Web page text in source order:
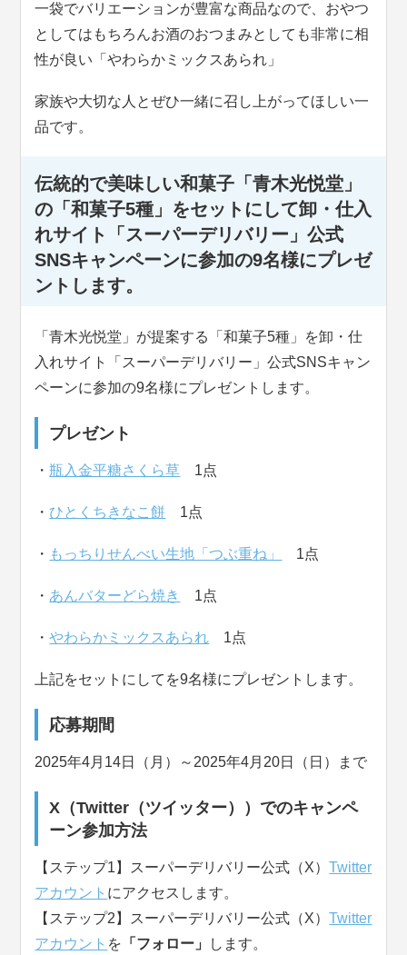
一袋でバリエーションが豊富な商品なので、おやつ
としてはもちろんお酒のおつまみとしても非常に相
性が良い「やわらかミックスあられ」
家族や大切な人とぜひ一緒に召し上がってほしい一
品です。
伝統的で美味しい和菓子「青木光悦堂」
の「和菓子5種」をセットにして卸・仕入
れサイト「スーパーデリバリー」公式
SNSキャンペーンに参加の9名様にプレゼ
ントします。
「青木光悦堂」が提案する「和菓子5種」を卸・仕
入れサイト「スーパーデリバリー」公式SNSキャン
ペーンに参加の9名様にプレゼントします。
プレゼント
・瓶入金平糖さくら草 1点
・ ひとくちきなこ餅 1点
・ もっちりせんべい生地「つぶ重ね」 1点
・ あんバターどら焼き 1点
・やわらかミックスあられ 1点
上記をセットにしてを9名様にプレゼントします。
応募期間
2025年4月14日（月）～2025年4月20日（日）まで
X（Twitter（ツイッター））でのキャンペ
ーン参加方法
【ステップ1】スーパーデリバリー公式（X）Twitter
アカウント にアクセスします。
【ステップ2】スーパーデリバリー公式（X）Twitter
アカウント を 「フォロー」 します。